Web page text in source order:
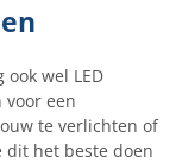
wel LED
een
te verlichten of
dit het beste doen